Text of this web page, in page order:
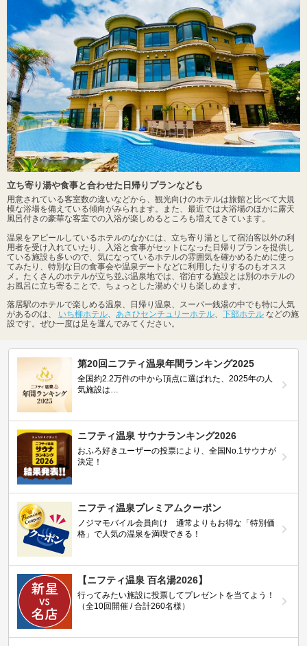
立ち寄り湯や食事と合わせた日帰りプランなども
用意されている客室数の違いなどから、観光向けのホテルは旅館と比べて大規
模な浴場を備えている傾向がみられます。また、最近では大浴場のほかに露天
風呂付きの豪華な客室での入浴が楽しめるところも増えてきています。
温泉をアピールしているホテルのなかには、立ち寄り湯として宿泊客以外の利
用者を受け入れていたり、入浴と食事がセットになった日帰りプランを提供し
ている施設も多いので、気になっているホテルの雰囲気を確かめるために使っ
てみたり、特別な日の食事会や温泉デートなどに利用したりするのもオスス
メ。たくさんのホテルが立ち並ぶ温泉地では、宿泊する施設とは別のホテルの
お風呂に立ち寄ることで、ちょっとした湯めぐりも楽しめます。
落居駅のホテルで楽しめる温泉、日帰り温泉、スーパー銭湯の中でも特に人気
があるのは、 いち柳ホテル あさひセンチュリーホテル 下部ホテル などの施
設です。ぜひ一度は足を運んでみてください。
第20回ニフティ温泉年間ランキング2025
全国約2.2万件の中から頂点に選ばれた、2025年の人
気施設は…
ニフティ温泉 サウナランキング2026
おふろ好きユーザーの投票により、全国No.1サウナが
決定！
ニフティ温泉プレミアムクーポン
ノジマモバイル会員向け 通常よりもお得な「特別価
格」で人気の温泉を満喫できる！
【ニフティ温泉 百名湯2026】
行ってみたい施設に投票してプレゼントを当てよう！
（全10回開催 / 合計260名様）